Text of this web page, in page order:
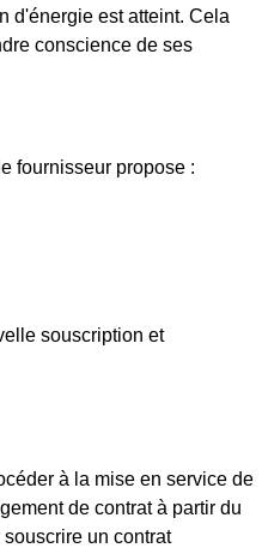
d'énergie est atteint. Cela
conscience de ses
fournisseur propose :
souscription et
à la mise en service de
de contrat à partir du
un contrat